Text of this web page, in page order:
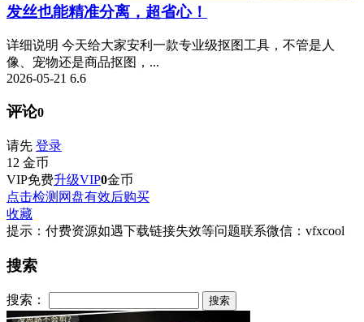
发丝也能精准分离，超省心！
详细说明 今天给大家安利一款专业级抠图工具，不管是人
像、宠物还是商品抠图，...
2026-05-21 6.6
评论0
请先 登录
12 金币
VIP免费升级VIP0金币
点击检测网盘有效后购买
收藏
提示：付费资源如遇下载链接失效等问题联系微信：vfxcool
搜索
搜索：